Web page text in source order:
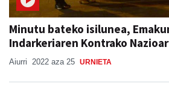
Minutu bateko isilunea,
Indarkeriaren Kontrako
Aiurri 2022 aza 25 URNIETA